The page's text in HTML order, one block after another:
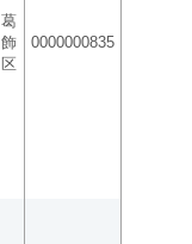
葛
飾
区
0000000835